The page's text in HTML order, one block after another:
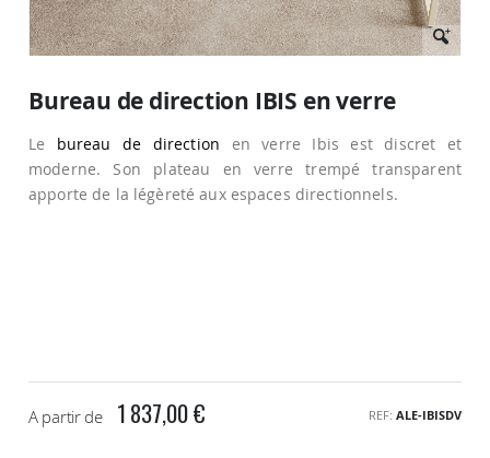
début
la
Galerie
Bureau de direction IBIS en verre
Le bureau de direction en verre Ibis est discret et
moderne. Son plateau en verre trempé transparent
apporte de la légèreté aux espaces directionnels.
A partir de 1 837,00 € REF ALE-IBISDV